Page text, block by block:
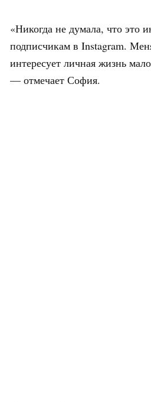
«Никогда не думала, что это
подписчикам в Instagram.
интересует личная жизнь
— отмечает София.